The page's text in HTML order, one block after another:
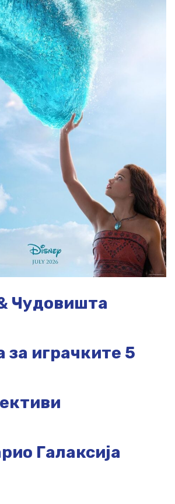
Чудовишта
за играчките 5
Галаксија